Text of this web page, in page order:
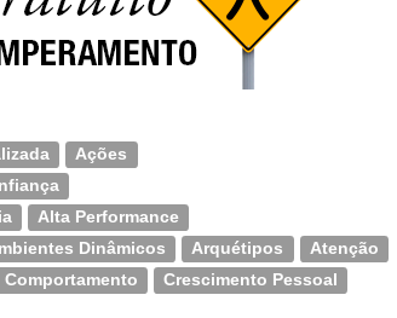
Ações
Alta Performance
Dinâmicos Arquétipos
Atenção
Comportamento
Crescimento Pessoal